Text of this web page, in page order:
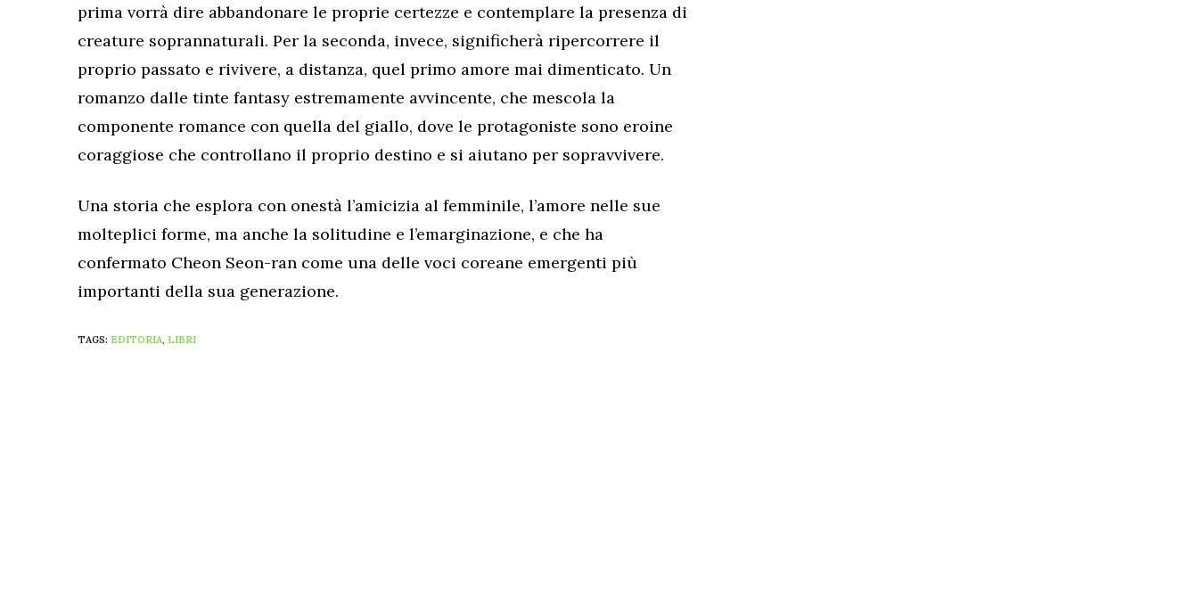
prima vorrà dire abbandonare le proprie certezze e contemplare la presenza di
creature soprannaturali. Per la seconda, invece, significherà ripercorrere il
proprio passato e rivivere, a distanza, quel primo amore mai dimenticato. Un
romanzo dalle tinte fantasy estremamente avvincente, che mescola la
componente romance con quella del giallo, dove le protagoniste sono eroine
coraggiose che controllano il proprio destino e si aiutano per sopravvivere.
Una storia che esplora con onestà l’amicizia al femminile, l’amore nelle sue
molteplici forme, ma anche la solitudine e l’emarginazione, e che ha
confermato Cheon Seon-ran come una delle voci coreane emergenti più
importanti della sua generazione.
TAGS: EDITORIA, LIBRI